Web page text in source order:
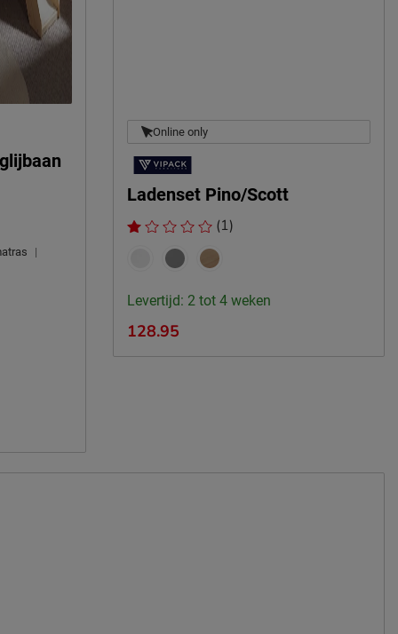
|
Online only
Ladenset Pino/Scott
(1)
Levertijd: 2 tot 4 weken
128.95